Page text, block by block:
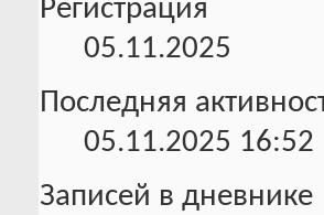
Регистрация
05.11.2025
Последняя
05.11.2025 16:52
Записей в дневнике